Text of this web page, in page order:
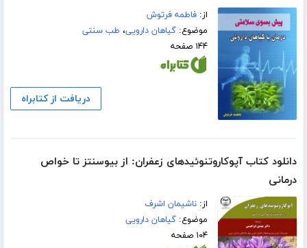
از:فاطمه فرتوش
موضوع:گیاهان دارویی، طب سنتی
۱۴۴ صفحه
دریافت از کتابراه
دانلود کتاب آپوکاروتنوئیدهای زعفران: از بیوسنتز تا خواص
درمانی
از:ناشیمان اشرف
موضوع:گیاهان دارویی
۱۰۴ صفحه